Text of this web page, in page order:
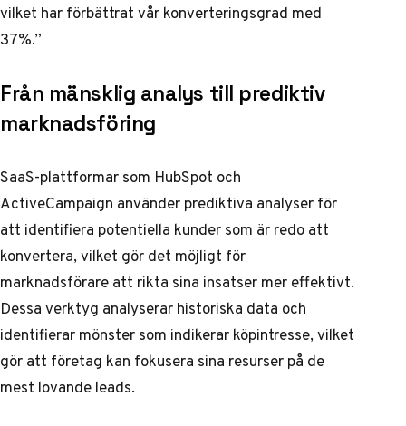
vilket har förbättrat vår konverteringsgrad med
37%.”
Från mänsklig analys till prediktiv
marknadsföring
SaaS-plattformar som HubSpot och
ActiveCampaign använder prediktiva analyser för
att identifiera potentiella kunder som är redo att
konvertera, vilket gör det möjligt för
marknadsförare att rikta sina insatser mer effektivt.
Dessa verktyg analyserar historiska data och
identifierar mönster som indikerar köpintresse, vilket
gör att företag kan fokusera sina resurser på de
mest lovande leads.